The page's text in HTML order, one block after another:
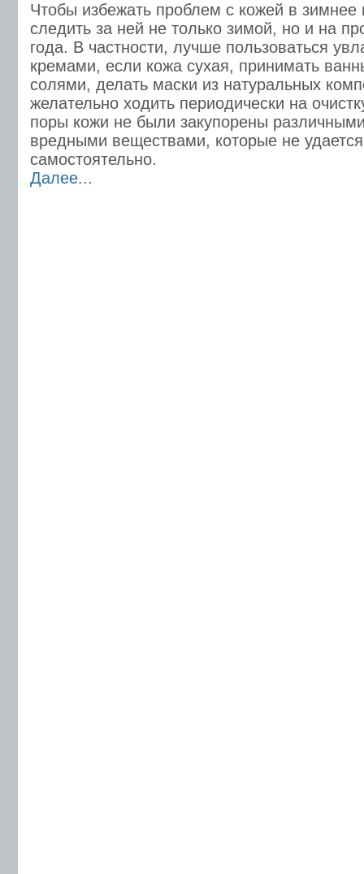
Чтобы избежать проблем с кожей в
следить за ней не только зимой, но и на
года. В частности, лучше пользоваться
кремами, если кожа сухая, принимать
солями, делать маски из натуральных
желательно ходить периодически на
поры кожи не были закупорены
вредными веществами, которые не
самостоятельно.
Далее...